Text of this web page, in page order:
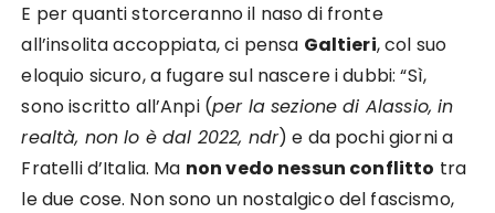
E per quanti storceranno il naso di fronte
all’insolita accoppiata, ci pensa Galtieri, col suo
eloquio sicuro, a fugare sul nascere i dubbi: “Sì,
sono iscritto all’Anpi (per la sezione di Alassio, in
realtà, non lo è dal 2022, ndr) e da pochi giorni a
Fratelli d’Italia. Ma non vedo nessun conflitto tra
le due cose. Non sono un nostalgico del fascismo,